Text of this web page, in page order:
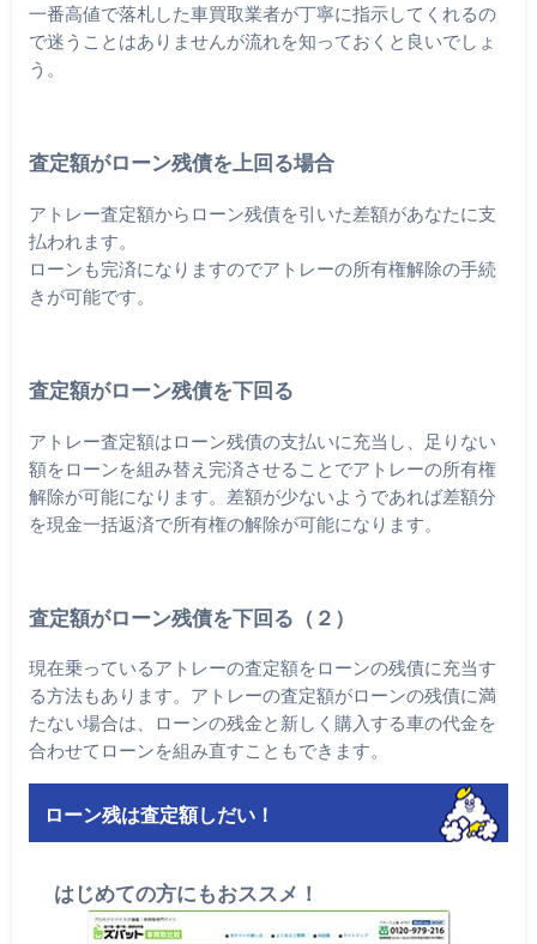
一番高値で落札した車買取業者が丁寧に指示してくれるの
で迷うことはありませんが流れを知っておくと良いでしょ
う。
査定額がローン残債を上回る場合
アトレー査定額からローン残債を引いた差額があなたに支
払われます。
ローンも完済になりますのでアトレーの所有権解除の手続
きが可能です。
査定額がローン残債を下回る
アトレー査定額はローン残債の支払いに充当し、足りない
額をローンを組み替え完済させることでアトレーの所有権
解除が可能になります。差額が少ないようであれば差額分
を現金一括返済で所有権の解除が可能になります。
査定額がローン残債を下回る（２）
現在乗っているアトレーの査定額をローンの残債に充当す
る方法もあります。アトレーの査定額がローンの残債に満
たない場合は、ローンの残金と新しく購入する車の代金を
合わせてローンを組み直すこともできます。
ローン残は査定額しだい！
はじめての方にもおススメ！